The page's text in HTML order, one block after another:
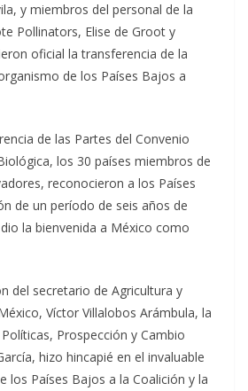
y miembros del personal de la
Pollinators, Elise de Groot y
oficial la transferencia de la
de los Países Bajos a
de las Partes del Convenio
los 30 países miembros de
reconocieron a los Países
de un período de seis años de
la bienvenida a México como
del secretario de Agricultura y
Víctor Villalobos Arámbula, la
Prospección y Cambio
hizo hincapié en el invaluable
los Países Bajos a la Coalición y la